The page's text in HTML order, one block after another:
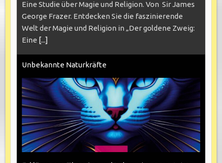
Eine Studie über Magie und Religion. Von Sir James
George Frazer. Entdecken Sie die faszinierende
Welt der Magie und Religion in „Der goldene Zweig:
Eine [...]
Unbekannte Naturkräfte